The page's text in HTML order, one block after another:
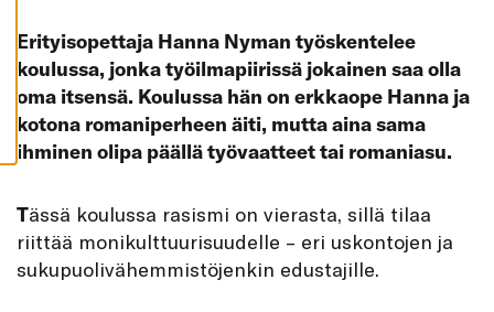
E
T
Erityisopettaja Hanna Nyman työskentelee
koulussa, jonka työilmapiirissä jokainen saa olla
oma itsensä. Koulussa hän on erkkaope Hanna ja
kotona romaniperheen äiti, mutta aina sama
ihminen olipa päällä työvaatteet tai romaniasu.
Tässä koulussa rasismi on vierasta, sillä tilaa
riittää monikulttuurisuudelle – eri uskontojen ja
sukupuolivähemmistöjenkin edustajille.